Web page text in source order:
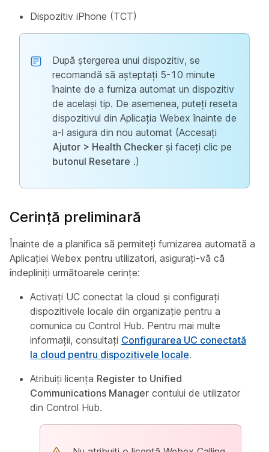
Dispozitiv iPhone (TCT)
După ștergerea unui dispozitiv, se
recomandă să așteptați 5-10 minute
înainte de a furniza automat un dispozitiv
de același tip. De asemenea, puteți reseta
dispozitivul din Aplicația Webex înainte de
a-l asigura din nou automat (Accesați
Ajutor > Health Checker și faceți clic pe
butonul Resetare .)
Cerință preliminară
Înainte de a planifica să permiteți furnizarea automată a
Aplicației Webex pentru utilizatori, asigurați-vă că
îndepliniți următoarele cerințe:
Activați UC conectat la cloud și configurați
dispozitivele locale din organizație pentru a
comunica cu Control Hub. Pentru mai multe
informații, consultați Configurarea UC conectată
la cloud pentru dispozitivele locale.
Atribuiți licența Register to Unified
Communications Manager contului de utilizator
din Control Hub.